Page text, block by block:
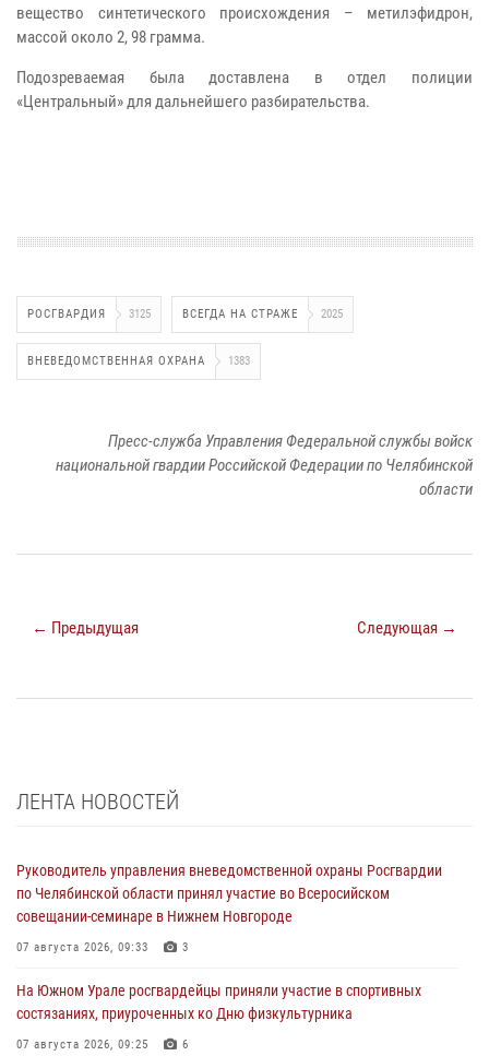
вещество синтетического происхождения – метилэфидрон,
массой около 2, 98 грамма.
Подозреваемая была доставлена в отдел полиции
«Центральный» для дальнейшего разбирательства.
РОСГВАРДИЯ 3125 ВСЕГДА НА СТРАЖЕ 2025
ВНЕВЕДОМСТВЕННАЯ ОХРАНА 1383
Пресс-служба Управления Федеральной службы войск
национальной гвардии Российской Федерации по Челябинской
области
← Предыдущая Следующая →
ЛЕНТА НОВОСТЕЙ
Руководитель управления вневедомственной охраны Росгвардии
по Челябинской области принял участие во Всеросийском
совещании-семинаре в Нижнем Новгороде
07 августа 2026, 09:33 3
На Южном Урале росгвардейцы приняли участие в спортивных
состязаниях, приуроченных ко Дню физкультурника
07 августа 2026, 09:25 6